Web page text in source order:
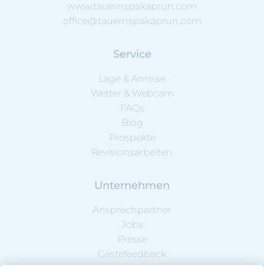
www.tauernspakaprun.com
office@tauernspakaprun.com
Service
Lage & Anreise
Wetter & Webcam
FAQs
Blog
Prospekte
Revisionsarbeiten
Unternehmen
Ansprechpartner
Jobs
Presse
Gästefeedback
Partnerbetriebe